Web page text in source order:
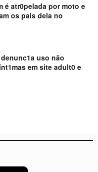
é atr0pelada por moto e
os pais dela no
uso não
em site adult0 e